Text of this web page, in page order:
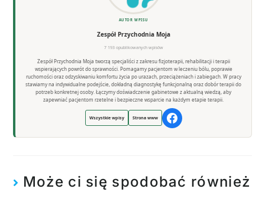
AUTOR WPISU
Zespół Przychodnia Moja
7 193 opublikowanych wpisów
Zespół Przychodnia Moja tworzą specjaliści z zakresu fizjoterapii, rehabilitacji i terapii
wspierających powrót do sprawności. Pomagamy pacjentom w leczeniu bólu, poprawie
ruchomości oraz odzyskiwaniu komfortu życia po urazach, przeciążeniach i zabiegach. W pracy
stawiamy na indywidualne podejście, dokładną diagnostykę funkcjonalną oraz dobór terapii do
potrzeb konkretnej osoby. Łączymy doświadczenie gabinetowe z aktualną wiedzą, aby
zapewniać pacjentom rzetelne i bezpieczne wsparcie na każdym etapie terapii.
Wszystkie wpisy Strona www
Może ci się spodobać również